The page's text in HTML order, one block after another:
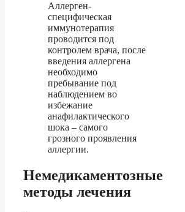
Аллерген-
специфическая
иммунотерапия
проводится под
контролем врача, после
введения аллергена
необходимо
пребывание под
наблюдением во
избежание
анафилактического
шока – самого
грозного проявления
аллергии.
Немедикаментозные
методы лечения